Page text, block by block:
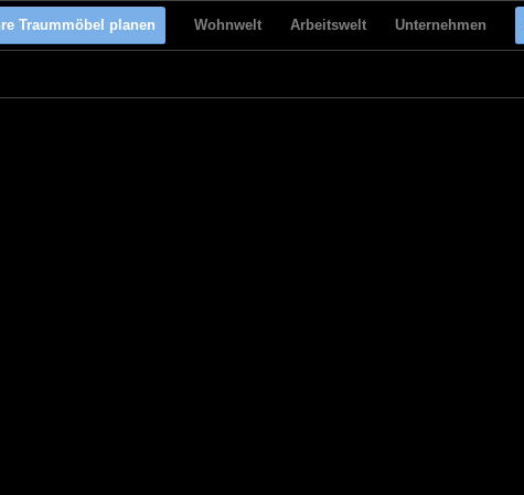
Traummöbel planen Wohnwelt Arbeitswelt Unternehmen